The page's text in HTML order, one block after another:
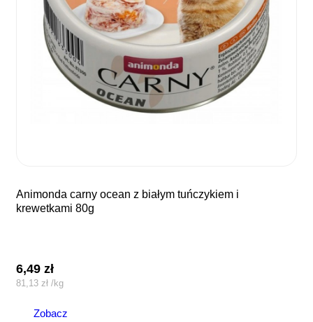
animonda carny ocean z białym tuńczykiem i
krewetkami 80g
6,49zł
81,13 zł /kg
Zobacz